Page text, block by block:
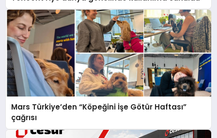
Mars Türkiye’den “Köpeğini İşe Götür Haftası”
çağrısı